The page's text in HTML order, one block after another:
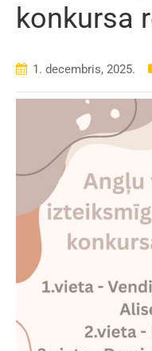
konkursa
1. decembris, 2025.